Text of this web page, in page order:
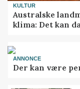
KULTUR
Australske
klima: Det kan
ANNONCE
Der kan være